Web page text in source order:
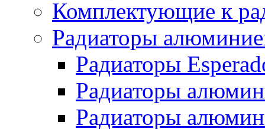
Комплектующие к
Радиаторы
Радиаторы
Радиаторы
Радиаторы